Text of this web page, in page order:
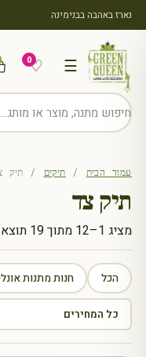
נארז באהבה בבנימינה
☰
♡
0
עמוד הבית / תיקים / תיק
תיק צד
מציג 1–12 מתוך 19 תוצאות
ממוין
הפריט
העדכני
ביותר
הכל חנות מתנות